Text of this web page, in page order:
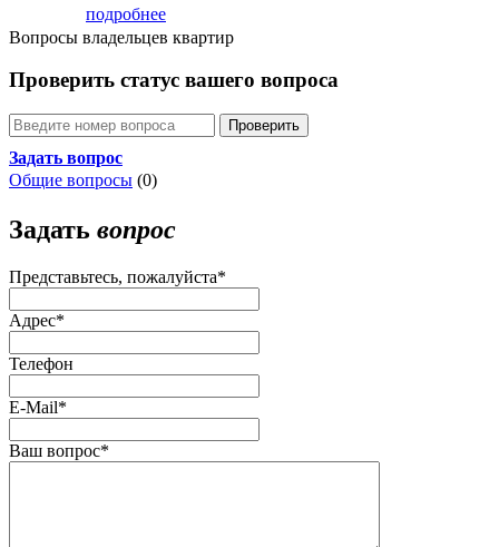
подробнее
Вопросы владельцев квартир
Проверить статус вашего вопроса
Проверить
Задать вопрос
Общие вопросы (0)
Задать вопрос
Представьтесь, пожалуйста*
Адрес*
Телефон
E-Mail*
Ваш вопрос*